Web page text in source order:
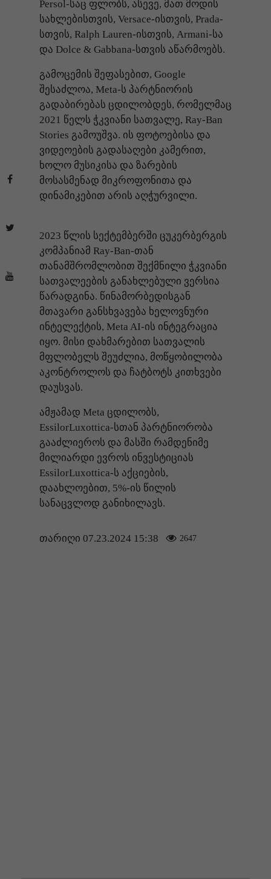
Persol-საც ფლობს, ასევე, მათ მოდის
სახლებისთვის, Versace-ისთვის, Prada-
სთვის, Ralph Lauren-ისთვის, Armani-სა
და Dolce & Gabbana-სთვის აწარმოებს.
გამოცემის შეფასებით, Google
შესაძლოა, Meta-ს პარტნიორის
გადაბირებას ცდილობდეს, რომელმაც
2021 წელს ჭკვიანი სათვალე, Ray-Ban
Stories გამოუშვა. ის ფოტოებისა და
ვიდეოების გადასაღები კამერით,
ხოლო მუსიკისა და ზარების
მოსასმენად მიკროფონითა და
დინამიკებით არის აღჭურვილი.
2023 წლის სექტემბერში ცუკერბერგის
კომპანიამ Ray-Ban-თან
თანამშრომლობით შექმნილი ჭკვიანი
სათვალეების განახლებული ვერსია
წარადგინა. წინამორბედისგან
მთავარი განსხვავება ხელოვნური
ინტელექტის, Meta AI-ის ინტეგრაცია
იყო. მისი დახმარებით სათვალის
მფლობელს შეუძლია, მოწყობილობა
აკონტროლოს და ჩატბოტს კითხვები
დაუსვას.
ამჟამად Meta ცდილობს,
EssilorLuxottica-სთან პარტნიორობა
გააძლიეროს და მასში რამდენიმე
მილიარდი ევროს ინვესტიციას
EssilorLuxottica-ს აქციების,
დაახლოებით, 5%-ის წილის
სანაცვლოდ განიხილავს.
თარიღი 07.23.2024 15:38 2647